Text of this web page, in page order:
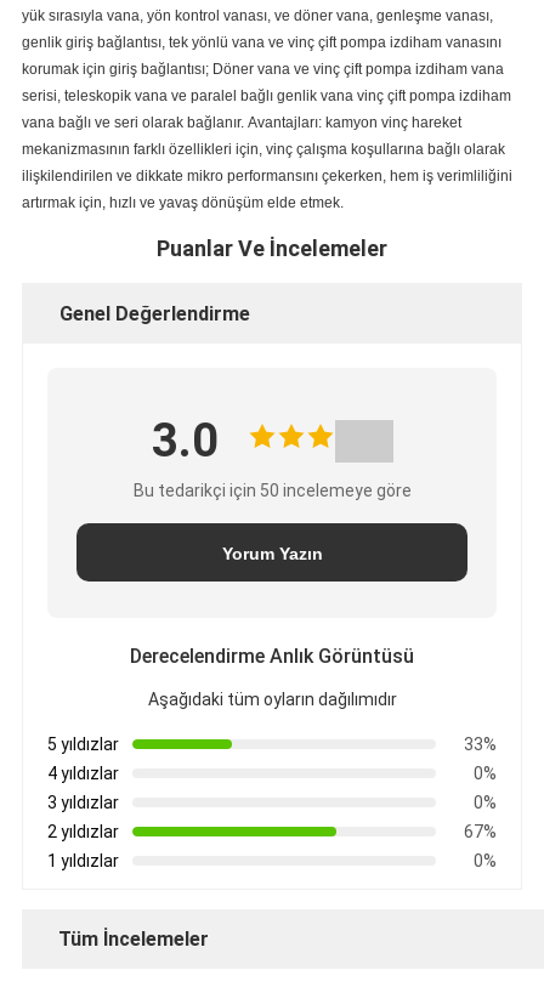
yük sırasıyla vana, yön kontrol vanası, ve döner vana, genleşme vanası,
genlik giriş bağlantısı, tek yönlü vana ve vinç çift pompa izdiham vanasını
korumak için giriş bağlantısı; Döner vana ve vinç çift pompa izdiham vana
serisi, teleskopik vana ve paralel bağlı genlik vana vinç çift pompa izdiham
vana bağlı ve seri olarak bağlanır. Avantajları: kamyon vinç hareket
mekanizmasının farklı özellikleri için, vinç çalışma koşullarına bağlı olarak
ilişkilendirilen ve dikkate mikro performansını çekerken, hem iş verimliliğini
artırmak için, hızlı ve yavaş dönüşüm elde etmek.
Puanlar Ve İncelemeler
Genel Değerlendirme
3.0
Bu tedarikçi için 50 incelemeye göre
Yorum Yazın
Derecelendirme Anlık Görüntüsü
Aşağıdaki tüm oyların dağılımıdır
5 yıldızlar
33%
4 yıldızlar
0%
3 yıldızlar
0%
2 yıldızlar
67%
1 yıldızlar
0%
Tüm İncelemeler